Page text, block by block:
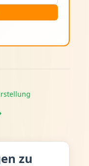
zu